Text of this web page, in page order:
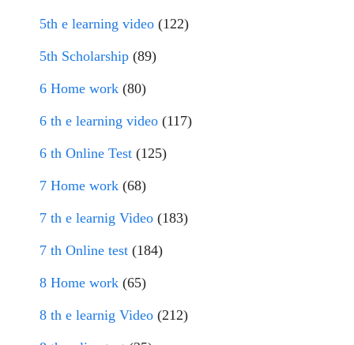
5th e learning video (122)
5th Scholarship (89)
6 Home work (80)
6 th e learning video (117)
6 th Online Test (125)
7 Home work (68)
7 th e learnig Video (183)
7 th Online test (184)
8 Home work (65)
8 th e learnig Video (212)